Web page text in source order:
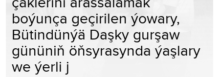
boýunça geçirilen ýowary,
Bütindünýä Daşky gurşaw
gününiň öňsyrasynda ýaşlary
we ýerli j